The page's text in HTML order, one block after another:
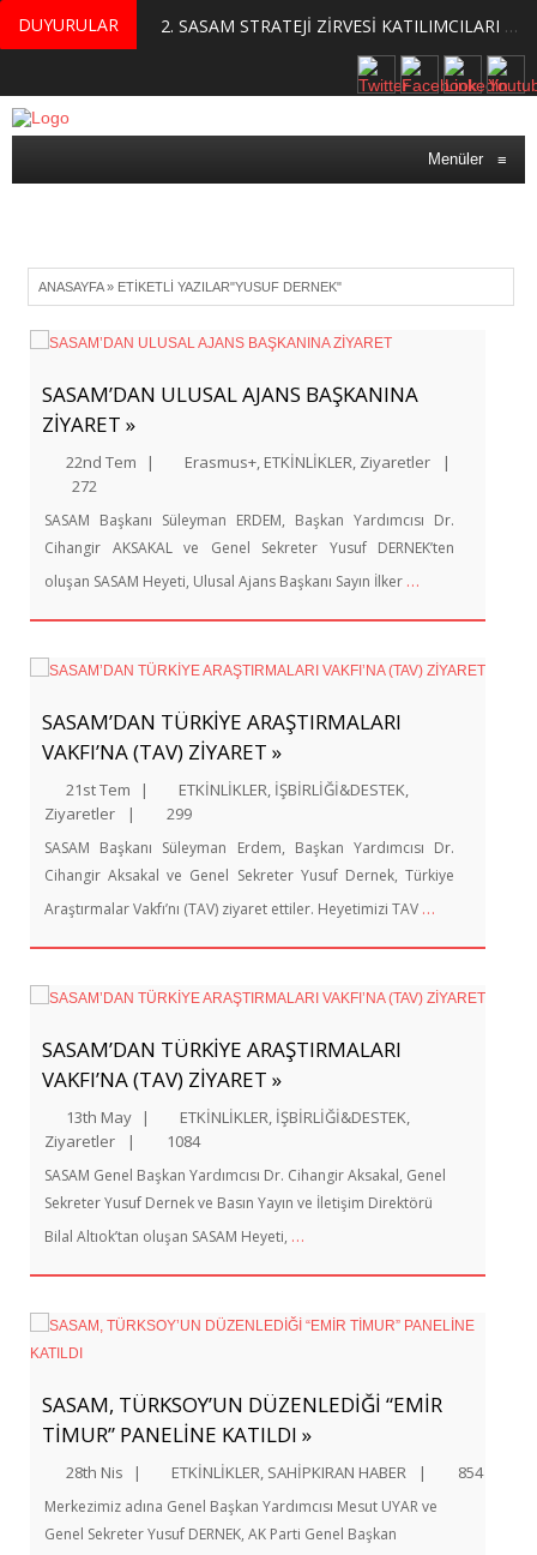
DUYURULAR
MERKEZİMİZ BÜNYESİNDE YETİŞTİRİLMEK ÜZERE GÖNÜLLÜ ÜLKE MASASI UZMANI VE UZMAN ADAYLARI ARIYORUZ 2. SASAM STRATEJİ ZİRVESİ KATILIMCILARI BELLİ OLDU
Menüler ≡
ANASAYFA» ETIKETLI YAZILAR"YUSUF DERNEK"
SASAM’DAN ULUSAL AJANS BAŞKANINA
ZİYARET »
22nd Tem | Erasmus+, ETKİNLİKLER, Ziyaretler
|
272
SASAM Başkanı Süleyman ERDEM, Başkan Yardımcısı Dr.
Cihangir AKSAKAL ve Genel Sekreter Yusuf DERNEK’ten
oluşan SASAM Heyeti, Ulusal Ajans Başkanı Sayın İlker …
SASAM’DAN TÜRKİYE ARAŞTIRMALARI
VAKFI’NA (TAV) ZİYARET »
21st Tem | ETKİNLİKLER, İŞBİRLİĞİ&DESTEK,
Ziyaretler
| 299
SASAM Başkanı Süleyman Erdem, Başkan Yardımcısı Dr.
Cihangir Aksakal ve Genel Sekreter Yusuf Dernek, Türkiye
Araştırmalar Vakfı’nı (TAV) ziyaret ettiler. Heyetimizi TAV …
SASAM’DAN TÜRKİYE ARAŞTIRMALARI
VAKFI’NA (TAV) ZİYARET »
13th May | ETKİNLİKLER, İŞBİRLİĞİ&DESTEK,
Ziyaretler
| 1084
SASAM Genel Başkan Yardımcısı Dr. Cihangir Aksakal, Genel
Sekreter Yusuf Dernek ve Basın Yayın ve İletişim Direktörü
Bilal Altıok’tan oluşan SASAM Heyeti, …
SASAM, TÜRKSOY’UN DÜZENLEDİĞİ “EMİR
TİMUR” PANELİNE KATILDI »
28th Nis | ETKİNLİKLER, SAHİPKIRAN HABER | 854
Merkezimiz adına Genel Başkan Yardımcısı Mesut UYAR ve
Genel Sekreter Yusuf DERNEK, AK Parti Genel Başkan